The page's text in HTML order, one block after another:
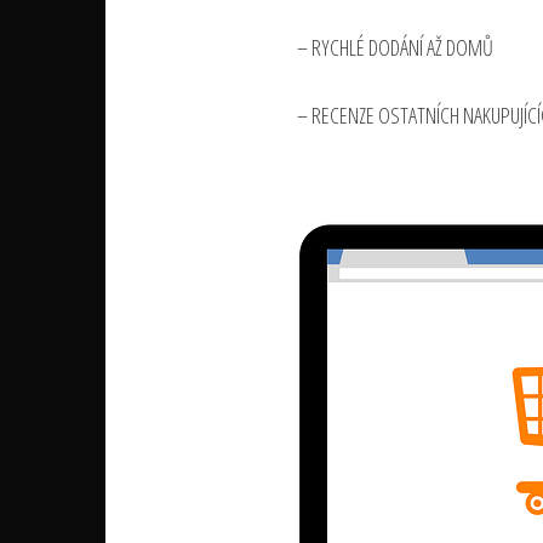
– RYCHLÉ DODÁNÍ AŽ DOMŮ
– RECENZE OSTATNÍCH